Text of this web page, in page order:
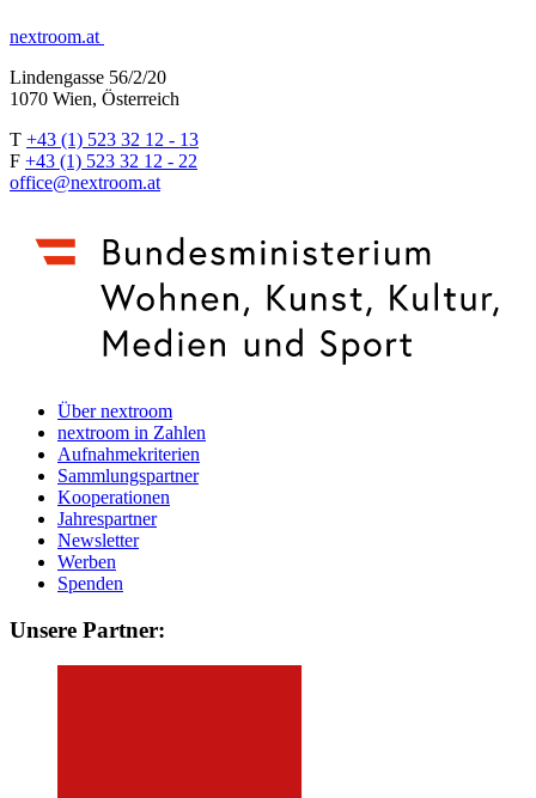
nextroom.at
Lindengasse 56/2/20
1070 Wien, Österreich
T +43 (1) 523 32 12 - 13
F +43 (1) 523 32 12 - 22
office@nextroom.at
Über nextroom
nextroom in Zahlen
Aufnahmekriterien
Sammlungspartner
Kooperationen
Jahrespartner
Newsletter
Werben
Spenden
Unsere Partner: